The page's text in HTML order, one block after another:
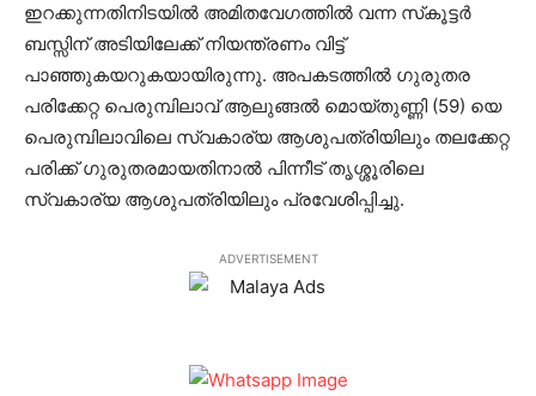
ഇറക്കുന്നതിനിടയില്‍ അമിതവേഗത്തില്‍ വന്ന സ്‌കൂട്ടര്‍
ബസ്സിന് അടിയിലേക്ക് നിയന്ത്രണം വിട്ട്
പാഞ്ഞുകയറുകയായിരുന്നു. അപകടത്തില്‍ ഗുരുതര
പരിക്കേറ്റ പെരുമ്പിലാവ് ആലുങ്ങല്‍ മൊയ്തുണ്ണി (59) യെ
പെരുമ്പിലാവിലെ സ്വകാര്യ ആശുപത്രിയിലും തലക്കേറ്റ
പരിക്ക് ഗുരുതരമായതിനാല്‍ പിന്നീട് തൃശ്ശൂരിലെ
സ്വകാര്യ ആശുപത്രിയിലും പ്രവേശിപ്പിച്ചു.
ADVERTISEMENT